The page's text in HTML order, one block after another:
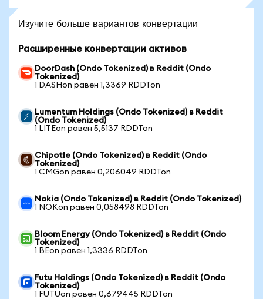
Изучите больше вариантов конвертации
Расширенные конвертации активов
DoorDash (Ondo Tokenized) в Reddit (Ondo
Tokenized)
1 DASHon равен 1,3369 RDDTon
Lumentum Holdings (Ondo Tokenized) в Reddit
(Ondo Tokenized)
1 LITEon равен 5,5137 RDDTon
Chipotle (Ondo Tokenized) в Reddit (Ondo
Tokenized)
1 CMGon равен 0,206049 RDDTon
Nokia (Ondo Tokenized) в Reddit (Ondo Tokenized)
1 NOKon равен 0,058498 RDDTon
Bloom Energy (Ondo Tokenized) в Reddit (Ondo
Tokenized)
1 BEon равен 1,3336 RDDTon
Futu Holdings (Ondo Tokenized) в Reddit (Ondo
Tokenized)
1 FUTUon равен 0,679445 RDDTon